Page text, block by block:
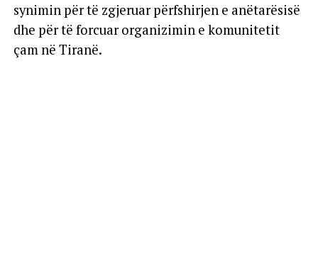
synimin për të zgjeruar përfshirjen e anëtarësisë
dhe për të forcuar organizimin e komunitetit
çam në Tiranë.